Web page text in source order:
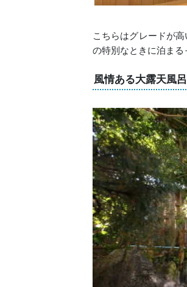
こちらはグレードが
の特別なときに泊まる
風情ある大露天風呂